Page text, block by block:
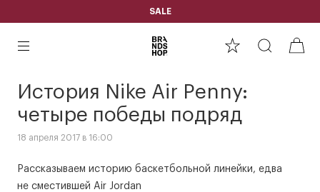
SALE
История Nike Air Penny:
четыре победы подряд
18 апреля 2017 в 16:00
Рассказываем историю баскетбольной линейки, едва
не сместившей Air Jordan